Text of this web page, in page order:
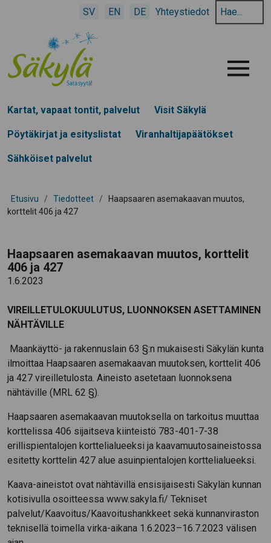
SV EN DE Yhteystiedot
Hae
hakusanalla:
Menu
Kartat, vapaat tontit, palvelut Visit Säkylä
Pöytäkirjat ja esityslistat Viranhaltijapäätökset
Sähköiset palvelut
Etusivu / Tiedotteet /
Haapsaaren asemakaavan muutos,
korttelit 406 ja 427
Haapsaaren asemakaavan muutos, korttelit
406 ja 427
1.6.2023
VIREILLETULOKUULUTUS, LUONNOKSEN ASETTAMINEN
NÄHTÄVILLE
Maankäyttö- ja rakennuslain 63 §:n mukaisesti Säkylän kunta
ilmoittaa Haapsaaren asemakaavan muutoksen, korttelit 406
ja 427 vireilletulosta. Aineisto asetetaan luonnoksena
nähtäville (MRL 62 §).
Haapsaaren asemakaavan muutoksella on tarkoitus muuttaa
korttelissa 406 sijaitseva kiinteistö 783-401-7-38
erillispientalojen korttelialueeksi ja kaavamuutosaineistossa
esitetty korttelin 427 alue asuinpientalojen korttelialueeksi.
Kaava-aineistot ovat nähtävillä ensisijaisesti Säkylän kunnan
kotisivulla osoitteessa www.sakyla.fi/ Tekniset
palvelut/Kaavoitus/Kaavoitushankkeet sekä kunnanviraston
teknisellä toimella virka-aikana 1.6.2023–16.7.2023 välisen